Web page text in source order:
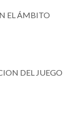
EL ÁMBITO
DEL JUEGO